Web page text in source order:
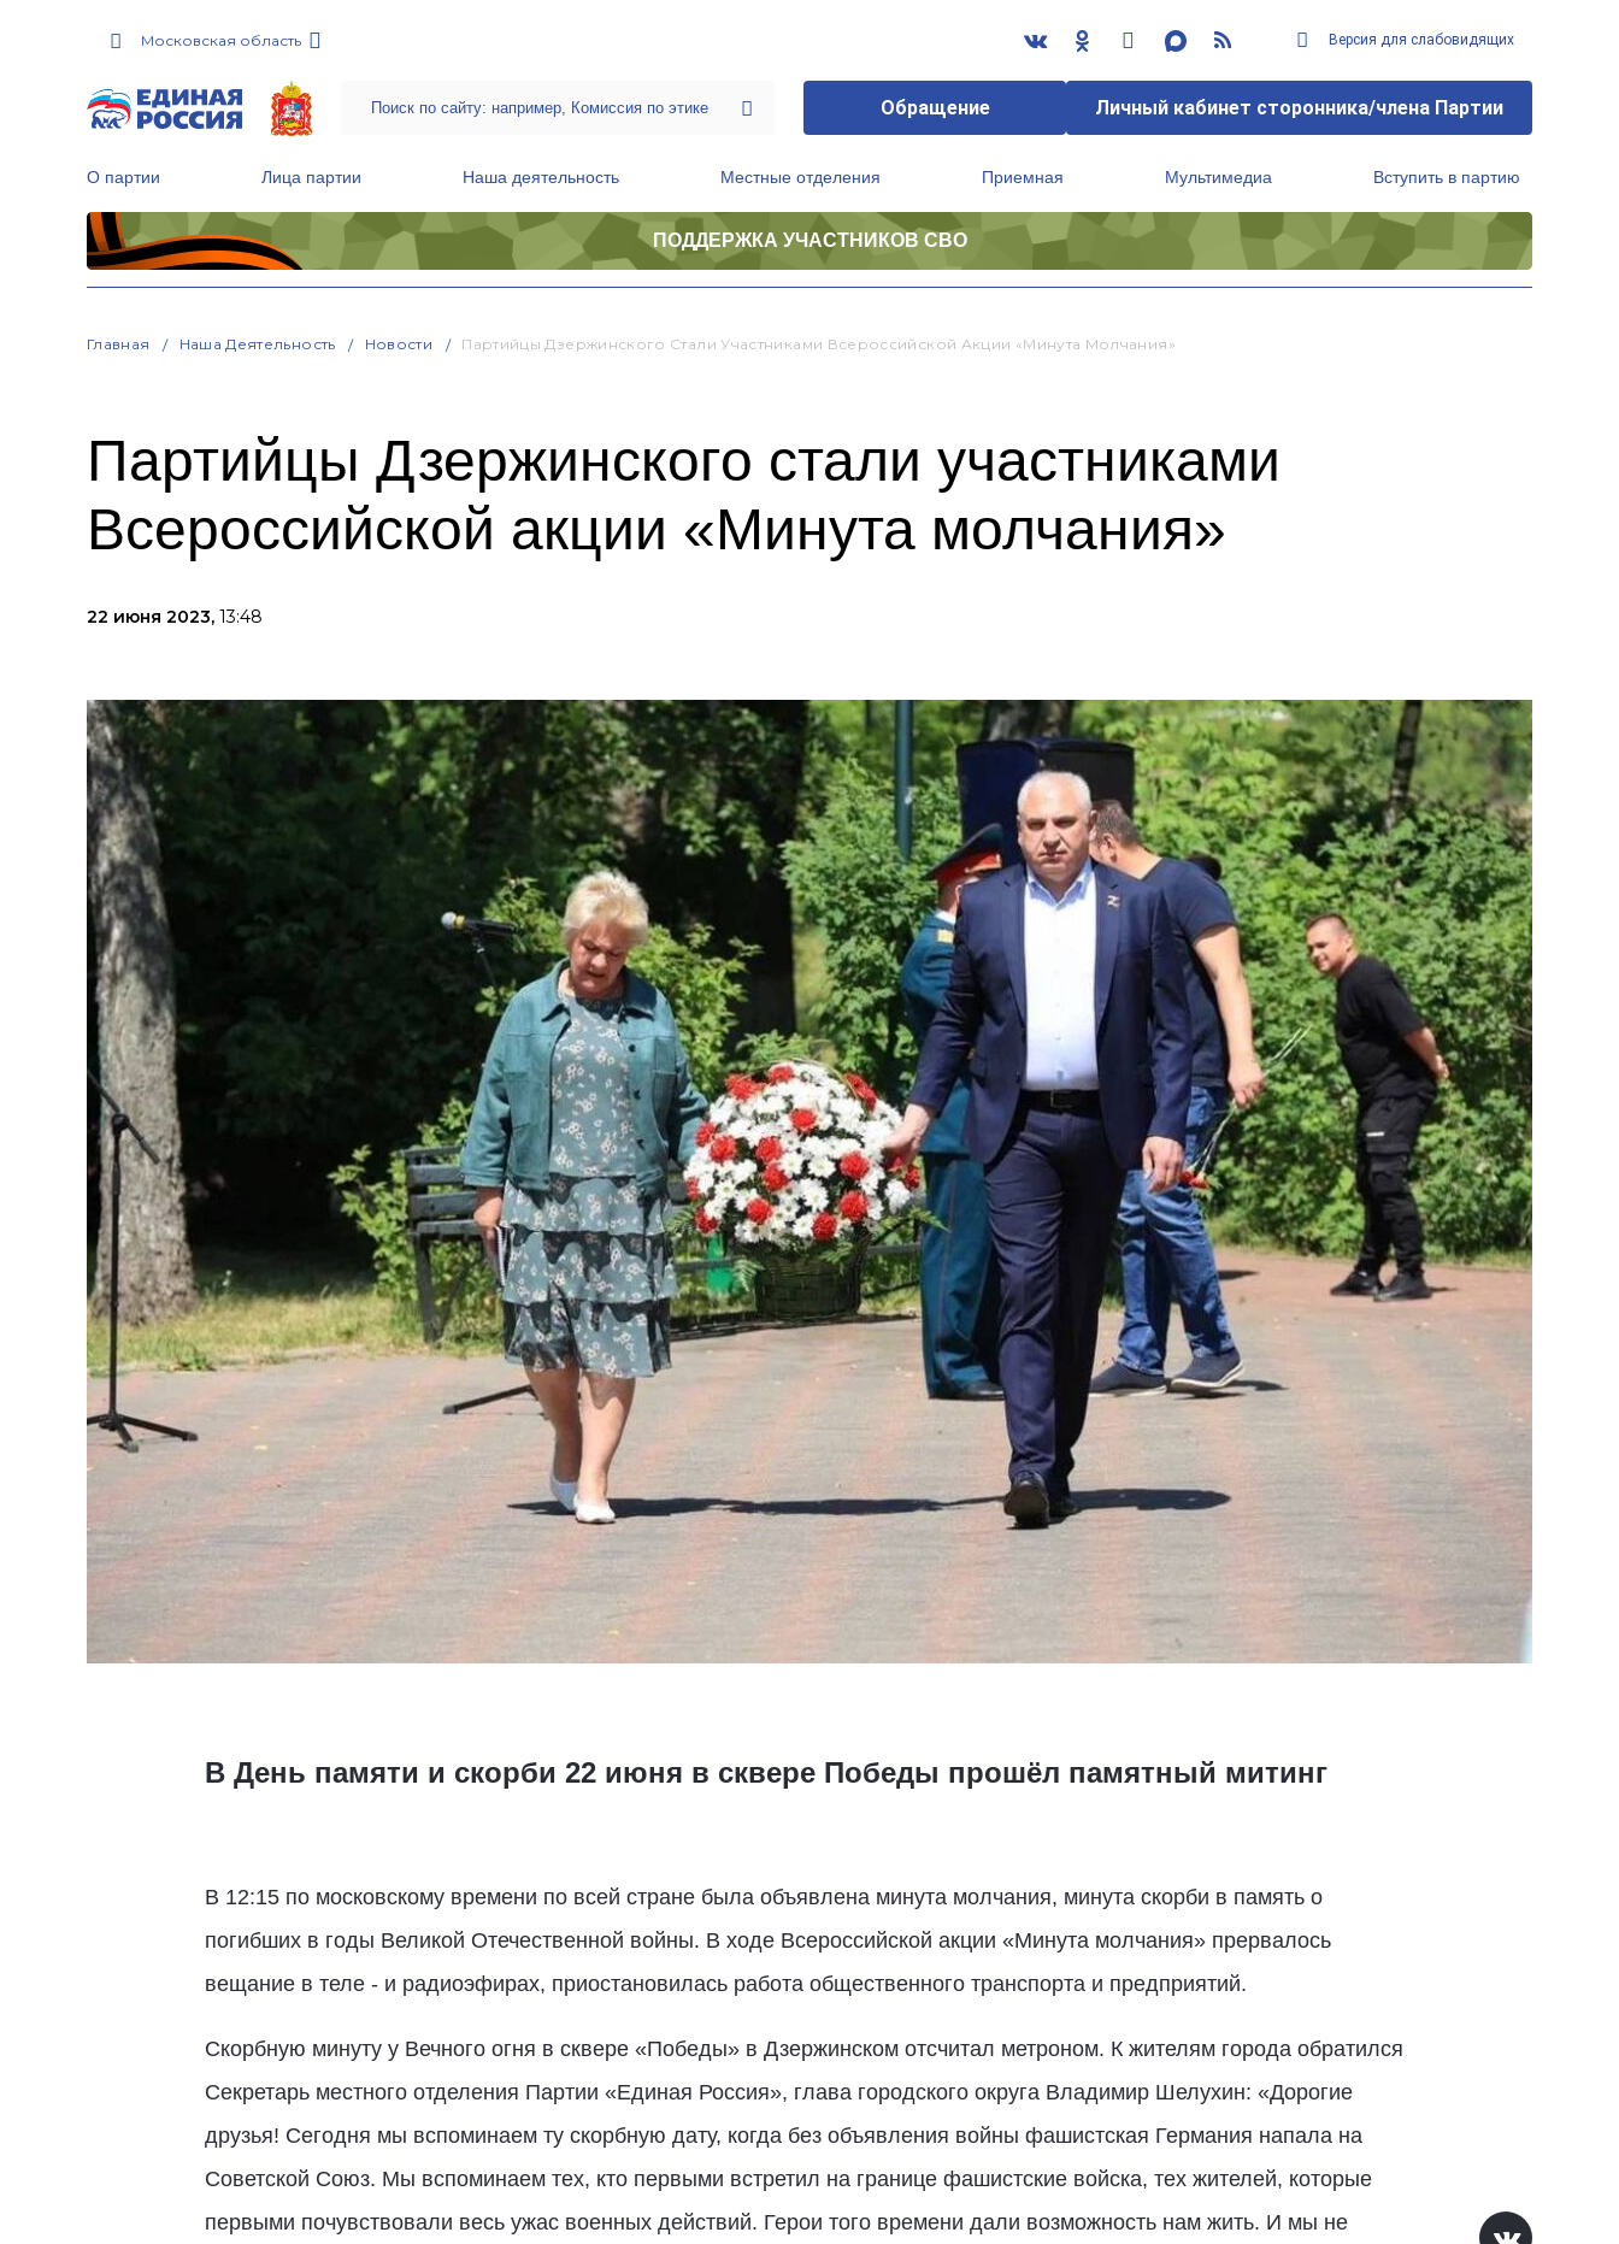
Московская область Версия для слабовидящих
Обращение Личный кабинет сторонника/члена Партии
О партии Лица партии Наша деятельность Местные отделения Приемная Мультимедиа Вступить в партию
ПОДДЕРЖКА УЧАСТНИКОВ СВО
Главная Наша Деятельность Новости Партийцы Дзержинского Стали Участниками Всероссийской Акции «Минута Молчания»
Партийцы Дзержинского стали участниками
Всероссийской акции «Минута молчания»
22 июня 2023, 13:48
В День памяти и скорби 22 июня в сквере Победы прошёл памятный митинг
В 12:15 по московскому времени по всей стране была объявлена минута молчания, минута скорби в память о
погибших в годы Великой Отечественной войны. В ходе Всероссийской акции «Минута молчания» прервалось
вещание в теле - и радиоэфирах, приостановилась работа общественного транспорта и предприятий.
Скорбную минуту у Вечного огня в сквере «Победы» в Дзержинском отсчитал метроном. К жителям города обратился
Секретарь местного отделения Партии «Единая Россия», глава городского округа Владимир Шелухин: «Дорогие
друзья! Сегодня мы вспоминаем ту скорбную дату, когда без объявления войны фашистская Германия напала на
Советской Союз. Мы вспоминаем тех, кто первыми встретил на границе фашистские войска, тех жителей, которые
первыми почувствовали весь ужас военных действий. Герои того времени дали возможность нам жить. И мы не